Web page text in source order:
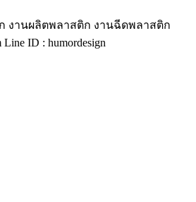
งานผลิตพลาสติก งานฉีดพลาสติก
ID : humordesign